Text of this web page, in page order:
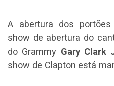
A abertura dos
show de abertura do
do Grammy Gary Clark
show de Clapton está